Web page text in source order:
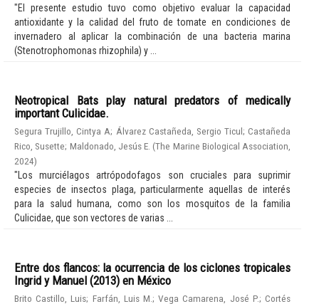
"El presente estudio tuvo como objetivo evaluar la capacidad
antioxidante y la calidad del fruto de tomate en condiciones de
invernadero al aplicar la combinación de una bacteria marina
(Stenotrophomonas rhizophila) y ...
Neotropical Bats play natural predators of medically
important Culicidae.
Segura Trujillo, Cintya A; Álvarez Castañeda, Sergio Ticul; Castañeda
Rico, Susette; Maldonado, Jesús E. (The Marine Biological Association
2024)
"Los murciélagos artrópodofagos son cruciales para suprimir
especies de insectos plaga, particularmente aquellas de interés
para la salud humana, como son los mosquitos de la familia
Culicidae, que son vectores de varias ...
Entre dos flancos: la ocurrencia de los ciclones tropicales
Ingrid y Manuel (2013) en México
Brito Castillo, Luis; Farfán, Luis M.;Vega Camarena, José P.;Cortés